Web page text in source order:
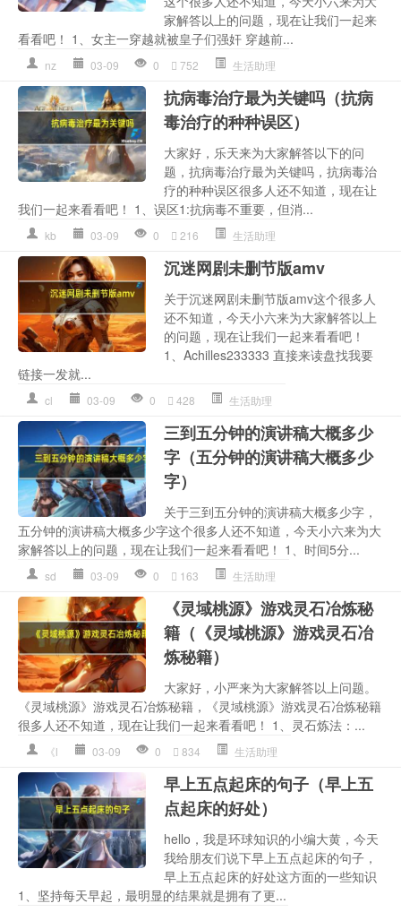
家解答以上的问题，现在让我们一起来
看看吧！ 1、女主一穿越就被皇子们强奸 穿越前...
nz 03-09 0 752 生活助理
抗病毒治疗最为关键吗（抗病
毒治疗的种种误区）
大家好，乐天来为大家解答以下的问
题，抗病毒治疗最为关键吗，抗病毒治
疗的种种误区很多人还不知道，现在让
我们一起来看看吧！ 1、误区1:抗病毒不重要，但消...
kb 03-09 0 216 生活助理
沉迷网剧未删节版amv
关于沉迷网剧未删节版amv这个很多人
还不知道，今天小六来为大家解答以上
的问题，现在让我们一起来看看吧！
1、Achilles233333 直接来读盘找我要
链接一发就...
cl 03-09 0 428 生活助理
三到五分钟的演讲稿大概多少
字（五分钟的演讲稿大概多少
字）
关于三到五分钟的演讲稿大概多少字，
五分钟的演讲稿大概多少字这个很多人还不知道，今天小六来为大
家解答以上的问题，现在让我们一起来看看吧！ 1、时间5分...
sd 03-09 0 163 生活助理
《灵域桃源》游戏灵石冶炼秘
籍（《灵域桃源》游戏灵石冶
炼秘籍）
大家好，小严来为大家解答以上问题。
《灵域桃源》游戏灵石冶炼秘籍，《灵域桃源》游戏灵石冶炼秘籍
很多人还不知道，现在让我们一起来看看吧！ 1、灵石炼法：...
《l 03-09 0 834 生活助理
早上五点起床的句子（早上五
点起床的好处）
hello，我是环球知识的小编大黄，今天
我给朋友们说下早上五点起床的句子，
早上五点起床的好处这方面的一些知识
1、坚持每天早起，最明显的结果就是拥有了更...